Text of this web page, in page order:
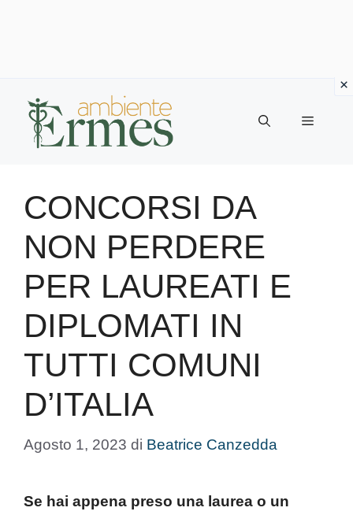
contenuto
Menu
CONCORSI DA
NON PERDERE
PER LAUREATI E
DIPLOMATI IN
TUTTI COMUNI
D’ITALIA
Agosto 1, 2023 di Beatrice Canzedda
Se hai appena preso una laurea o un